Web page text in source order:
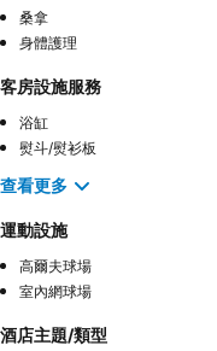
桑拿
身體護理
客房設施服務
浴缸
熨斗/熨衫板
查看更多
運動設施
高爾夫球場
室內網球場
酒店主題/類型